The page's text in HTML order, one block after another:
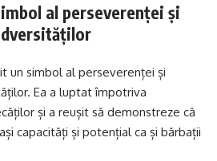
al perseverenței și
un simbol al perseverenței și
Ea a luptat împotriva
și a reușit să demonstreze că
capacități și potențial ca și bărbații